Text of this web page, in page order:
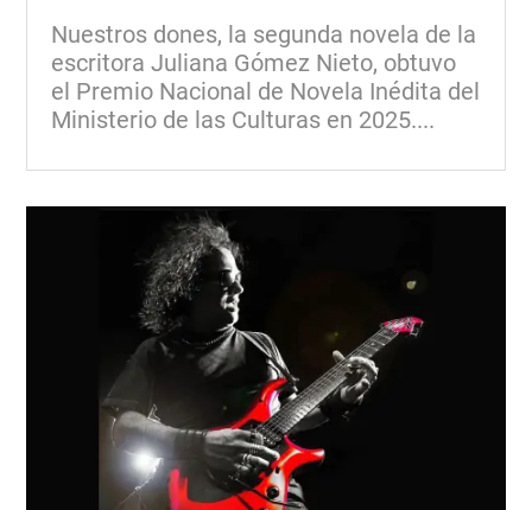
Nuestros dones, la segunda novela de la
escritora Juliana Gómez Nieto, obtuvo
el Premio Nacional de Novela Inédita del
Ministerio de las Culturas en 2025....